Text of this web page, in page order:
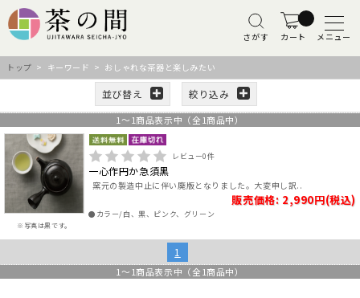
さがす カート メニュー
トップ > キーワード > おしゃれな茶器と楽しみたい
並び替え 絞り込み
1 ～ 1商品表示中（全 1商品中）
※写真は黒です。
レビュー0件
一心作円か急須黒
窯元の製造中止に伴い廃版となりました。大変申し訳..
販売価格: 2,990円(税込)
●カラー/白、黒、ピンク、グリーン
1
1 ～ 1商品表示中（全 1商品中）